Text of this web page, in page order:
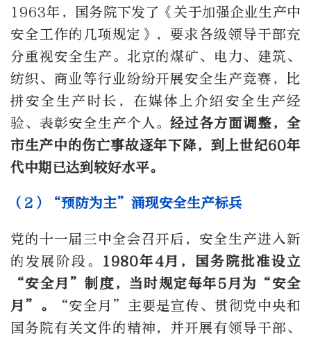
1963年，国务院下发了《关于加强企业生产中
安全工作的几项规定》，要求各级领导干部充
分重视安全生产。北京的煤矿、电力、建筑、
纺织、商业等行业纷纷开展安全生产竞赛，比
拼安全生产时长，在媒体上介绍安全生产经
验、表彰安全生产个人。经过各方面调整，全
市生产中的伤亡事故逐年下降，到上世纪60年
代中期已达到较好水平。
（2）“预防为主”涌现安全生产标兵
党的十一届三中全会召开后，安全生产进入新
的发展阶段。
1980年4月，国务院批准设立
“安全月”制度，当时规定每年5月为“安全
月”。
“安全月”主要是宣传、贯彻党中央和
国务院有关文件的精神，并开展有领导干部、